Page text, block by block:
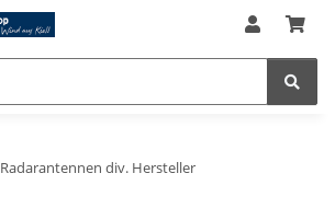
Radarantennen div. Hersteller